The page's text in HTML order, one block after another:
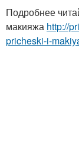
Подробнее
макияжа http://
pricheski-i-